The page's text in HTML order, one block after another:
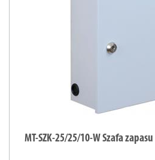
MT-SZK-25/25/10-W Szafa